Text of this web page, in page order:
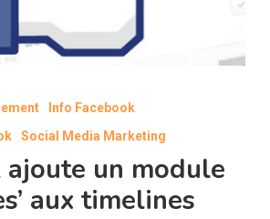
Info Facebook
Social Media Marketing
ajoute un module
aux timelines